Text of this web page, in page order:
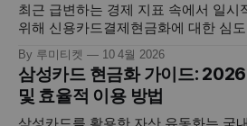
최근 급변하는 경제 지표 속에서 일시
위해 신용카드결제현금화에 대한 심
는 분들이 지속적으로 증가하고 있습니다. 이는 단순한
패턴을 넘어, 개인이 보유한 신용 공여
용하여 당면한 재무적 목표를 달성하
법의 일환입니다. 하지만 고도화된 핀테크 환경 속에서 올바른
지식 없이 접근할
By 루미티켓 10 4월 2026
삼성카드 현금화 가이드:
및 효율적 이용 방법